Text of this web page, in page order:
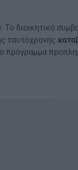
Το διοικητικό
ταυτόχρονης
πρόγραμμα